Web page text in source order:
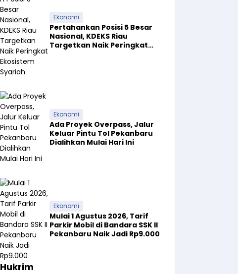
Ekonomi
Pertahankan Posisi 5 Besar
Nasional, KDEKS Riau
Targetkan Naik Peringkat
Ekonomi
Ada Proyek Overpass, Jalur
Keluar Pintu Tol Pekanbaru
Dialihkan Mulai Hari Ini
Ekonomi
Mulai 1 Agustus 2026, Tarif
Parkir Mobil di Bandara SSK II
Pekanbaru Naik Jadi Rp9.000
Hukrim